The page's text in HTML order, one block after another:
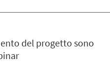
del progetto sono